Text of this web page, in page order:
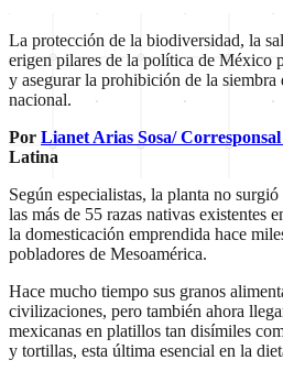
La protección de la biodiversidad, la
erigen pilares de la política de México
y asegurar la prohibición de la
nacional.
Por Lianet Arias Sosa/
Latina
Según especialistas, la planta no
las más de 55 razas nativas existentes
la domesticación emprendida hace
pobladores de Mesoamérica.
Hace mucho tiempo sus granos
civilizaciones, pero también ahora
mexicanas en platillos tan disímiles
y tortillas, esta última esencial en la